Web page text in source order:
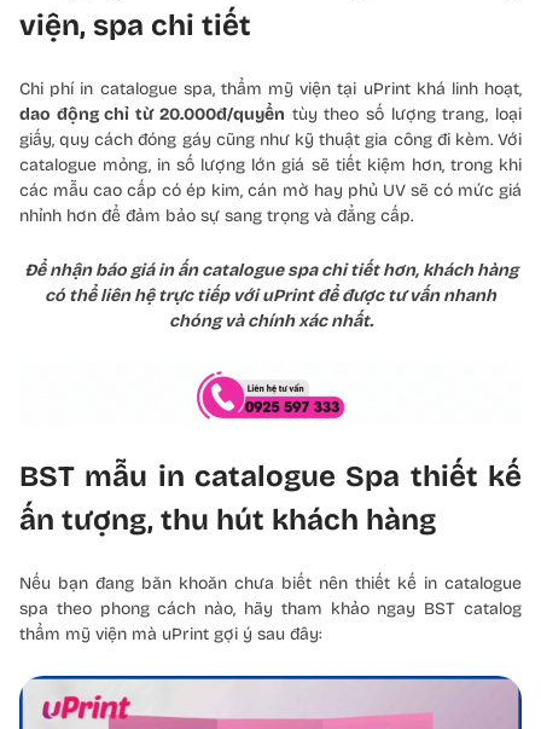
viện, spa chi tiết
Chi phí in catalogue spa, thẩm mỹ viện tại uPrint khá linh hoạt,
dao động chỉ từ 20.000đ/quyển tùy theo số lượng trang, loại
giấy, quy cách đóng gáy cũng như kỹ thuật gia công đi kèm. Với
catalogue mỏng, in số lượng lớn giá sẽ tiết kiệm hơn, trong khi
các mẫu cao cấp có ép kim, cán mờ hay phủ UV sẽ có mức giá
nhỉnh hơn để đảm bảo sự sang trọng và đẳng cấp.
Để nhận báo giá in ấn catalogue spa chi tiết hơn, khách hàng
có thể liên hệ trực tiếp với uPrint để được tư vấn nhanh
chóng và chính xác nhất.
BST mẫu in catalogue Spa thiết kế
ấn tượng, thu hút khách hàng
Nếu bạn đang băn khoăn chưa biết nên thiết kế in catalogue
spa theo phong cách nào, hãy tham khảo ngay BST catalog
thẩm mỹ viện mà uPrint gợi ý sau đây: